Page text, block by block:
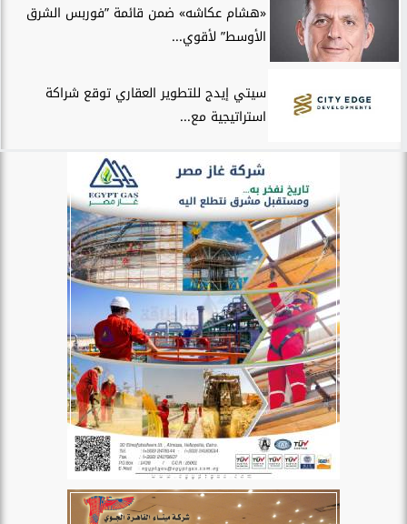
«هشام عكاشه» ضمن قائمة ”فوربس الشرق
الأوسط” لأقوي...
سيتي إيدج للتطوير العقاري توقع شراكة
استراتيجية مع...